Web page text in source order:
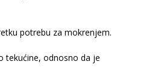
potrebu za mokrenjem.
tekućine, odnosno da je